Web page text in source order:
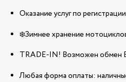
Оказание услуг по
❄️Зимнее хранение
TRADE-IN! Возможен обмен
Любая форма оплаты: